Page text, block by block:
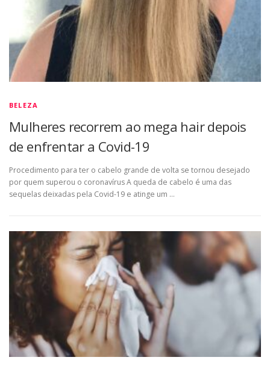
BELEZA
Mulheres recorrem ao mega hair depois
de enfrentar a Covid-19
Procedimento para ter o cabelo grande de volta se tornou desejado
por quem superou o coronavírus A queda de cabelo é uma das
sequelas deixadas pela Covid-19 e atinge um …